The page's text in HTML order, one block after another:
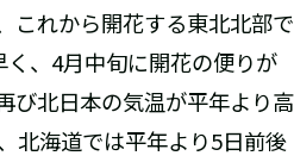
これから開花する東北北部で
、4月中旬に開花の便りが
び北日本の気温が平年より高
北海道では平年より5日前後